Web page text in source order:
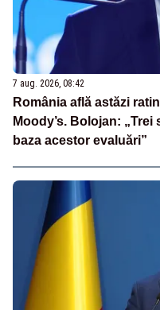
7 aug. 2026, 08:42
România află astăzi
Moody’s. Bolojan:
baza acestor evaluări”